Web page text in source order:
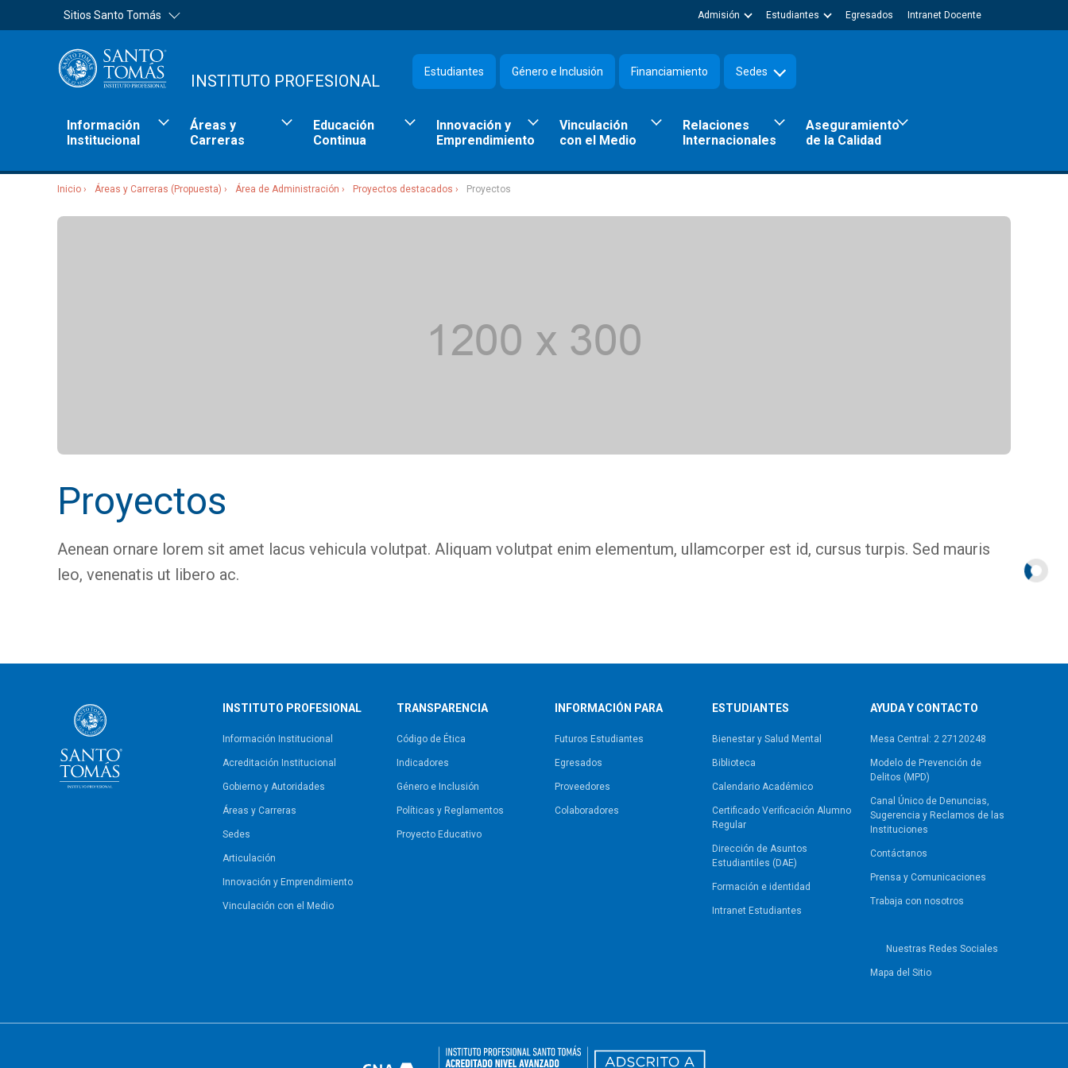
Sitios Santo Tomás Intranet Docente
Egresados
Estudiantes
Admisión
Estudiantes Género e Inclusión Financiamiento Sedes
INSTITUTO PROFESIONAL
Información
Institucional
Áreas y
Carreras
Educación
Continua
Innovación y
Emprendimiento
Vinculación
con el Medio
Relaciones
Internacionales
Aseguramiento
de la Calidad
Inicio Áreas y Carreras (Propuesta) Área de Administración Proyectos destacados Proyectos
Proyectos
Aenean ornare lorem sit amet lacus vehicula volutpat. Aliquam volutpat enim elementum, ullamcorper est id, cursus turpis. Sed mauris
leo, venenatis ut libero ac.
INSTITUTO PROFESIONAL
Información Institucional
Acreditación Institucional
Gobierno y Autoridades​
Áreas y Carreras
Sedes
Articulación
Innovación y Emprendimiento
Vinculación con el Medio
TRANSPARENCIA
Código de Ética
Indicadores
Género e Inclusión
Políticas y Reglamentos​
Proyecto Educativo
INFORMACIÓN PARA
Futuros Estudiantes
Egresados
Proveedores
Colaboradores
ESTUDIANTES
Bienestar y Salud Mental
Biblioteca
Calendario Académico
Certificado Verificación Alumno
Regular
Dirección de Asuntos
Estudiantiles (DAE)
Formación e identidad
Intranet Estudiantes
AYUDA Y CONTACTO
Mesa Central: 2 27120248
Modelo de Prevención de
Delitos (MPD)
Canal Único de Denuncias,
Sugerencia y Reclamos de las
Instituciones
Contáctanos
Prensa y Comunicaciones
Trabaja con nosotros
Nuestras Redes Sociales
Mapa del Sitio